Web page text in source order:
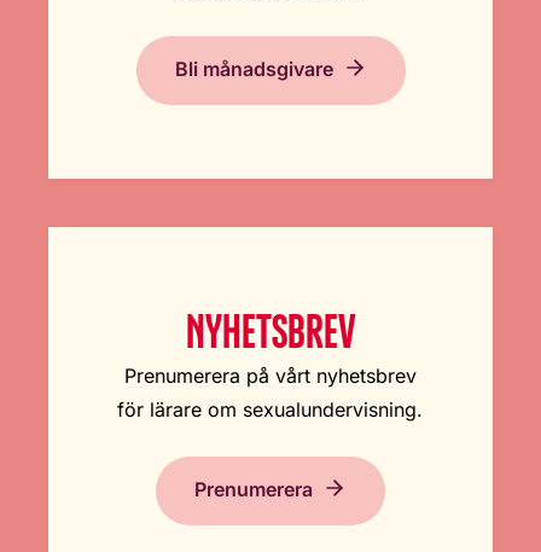
Bli månadsgivare
NYHETSBREV
Prenumerera på vårt nyhetsbrev
för lärare om sexualundervisning.
Prenumerera